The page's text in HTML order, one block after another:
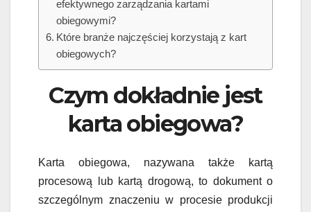
efektywnego zarządzania kartami
obiegowymi?
Które branże najczęściej korzystają z kart
obiegowych?
Czym dokładnie jest
karta obiegowa?
Karta obiegowa, nazywana także kartą
procesową lub kartą drogową, to dokument o
szczególnym znaczeniu w procesie produkcji